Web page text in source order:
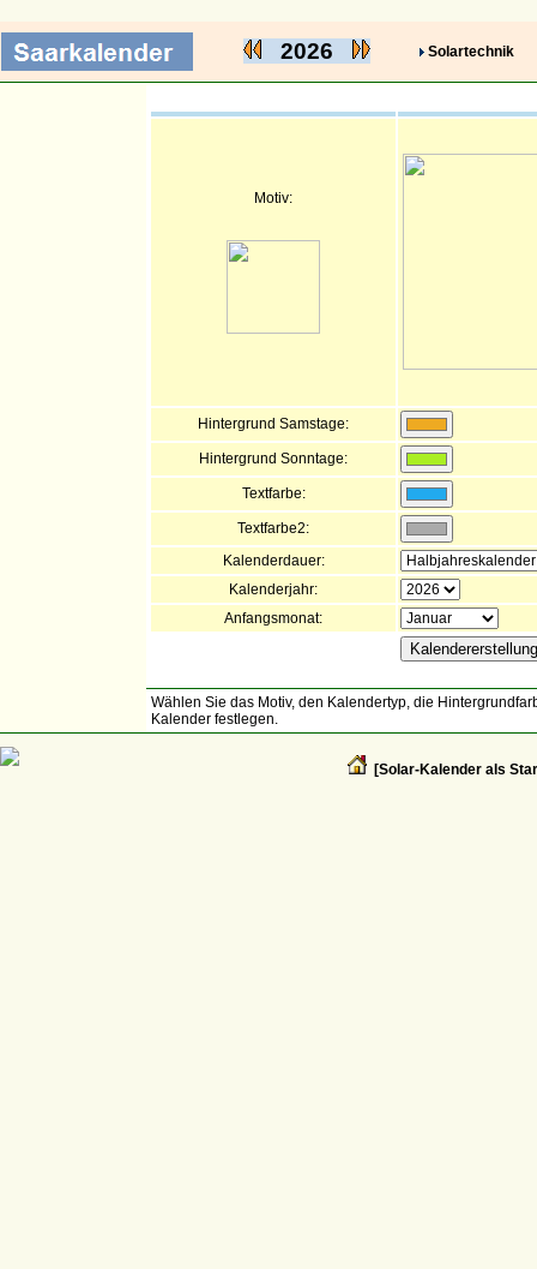
2026 Solartechnik
Motiv:
Hintergrund Samstage:
Hintergrund Sonntage:
Textfarbe:
Textfarbe2:
Kalenderdauer:
Kalenderjahr:
Anfangsmonat:
Wählen Sie das Motiv, den Kalendertyp, die
Kalender festlegen.
[Solar-Kalender als